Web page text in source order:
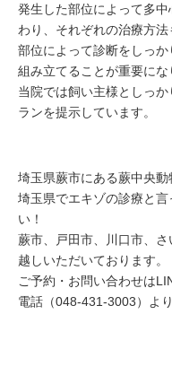
発生した部位によって多
わり、それぞれの治療方法
部位によって診断をしっ
組み立てることが重要にな
当院では飼い主様としっ
ランを提示しています。
埼玉県蕨市にある蕨中央動
埼玉県でエキゾの診療と
い！
蕨市、戸田市、川口市、
越しいただいております。
ご予約・お問い合わせは
電話（048-431-3003）よ